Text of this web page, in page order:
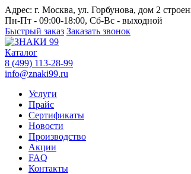
Адрес: г. Москва, ул. Горбунова, дом 2
Пн-Пт - 09:00-18:00, Сб-Вс - выходной
Быстрый заказ Заказать звонок
Каталог
8 (499) 113-28-99
info@znaki99.ru
Услуги
Прайс
Сертификаты
Новости
Производство
Акции
FAQ
Контакты